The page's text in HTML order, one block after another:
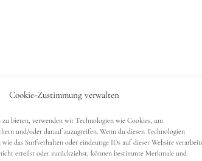
Cookie-Zustimmung verwalten
bieten, verwenden wir Technologien wie Cookies, um
und/oder darauf zuzugreifen. Wenn du diesen Technologien
das Surfverhalten oder eindeutige IDs auf dieser Website
erteilst oder zurückziehst, können bestimmte Merkmale und
euch um die Ohren hauen werde, die
in einem der nächsten